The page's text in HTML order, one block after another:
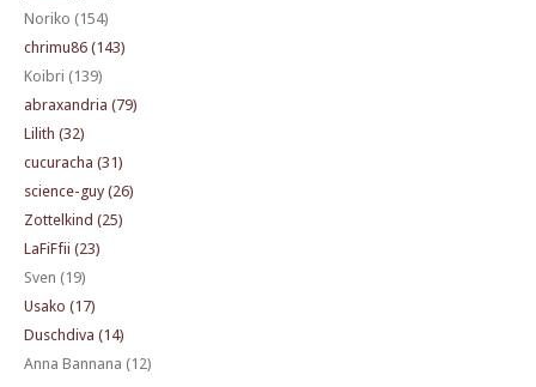
Noriko (154)
chrimu86 (143)
Koibri (139)
abraxandria (79)
Lilith (32)
cucuracha (31)
science-guy (26)
Zottelkind (25)
LaFiFfii (23)
Sven (19)
Usako (17)
Duschdiva (14)
Anna Bannana (12)